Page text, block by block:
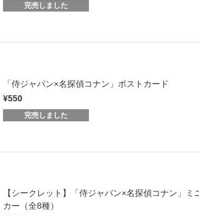
完売しました
「侍ジャパン×名探偵コナン」ポストカード
¥550
完売しました
【シークレット】「侍ジャパン×名探偵コナン」
カー（全8種）